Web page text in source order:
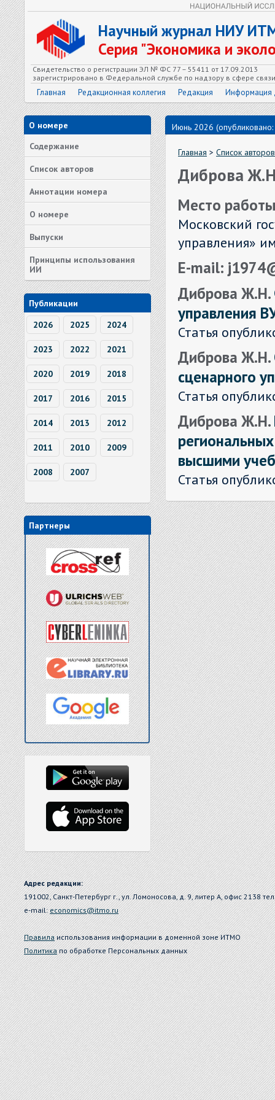
Научный журнал НИУ
Серия "Экономика и
Свидетельство о регистрации ЭЛ № ФС 77 – 55411 от 17.09.2013
зарегистрировано в Федеральной службе по надзору в сфере
Главная Редакционная коллегия Редакция Информация
О номере
Содержание
Список авторов
Аннотации номера
О номере
Выпуски
Принципы использования
ИИ
Публикации
2026
2025 2024
2023 2022 2021
2020 2019 2018
2017 2016 2015
2014 2013 2012
2011 2010 2009
2008 2007
Партнеры
Июнь 2026
Главная > Список авторов
Диброва
Место
Московский
управления»
E-mail:
Диброва Ж.Н.
управления
Статья
Диброва Ж.Н.
сценарного
Статья
Диброва Ж.Н.
высшими
Статья
Адрес редакции:
191002, Санкт-Петербург г., ул. Ломоносова, д. 9, литер А, офис 2138
e-mail:economics@itmo.ru
Правилаиспользования информации в доменной зоне ИТМО
Политикапо обработке Персональных данных